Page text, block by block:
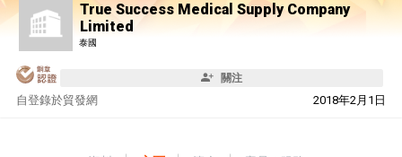
True Success Medical Supply Company
Limited
泰國
關注
自 2018年2月1日
登錄於貿發網